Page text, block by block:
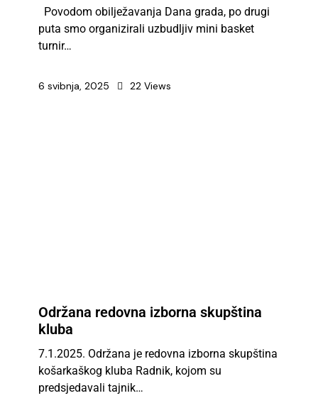
Povodom obilježavanja Dana grada, po drugi
puta smo organizirali uzbudljiv mini basket
turnir…
6 svibnja, 2025 22 Views
Održana redovna izborna skupština
kluba
7.1.2025. Održana je redovna izborna skupština
košarkaškog kluba Radnik, kojom su
predsjedavali tajnik…